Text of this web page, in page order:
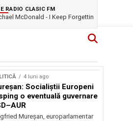
RADIO CLASIC FM
McDonald - I Keep Forgettin
4 luni ago
Socialiștii Europeni
o eventuală guvernare
Mureșan, europarlamentar